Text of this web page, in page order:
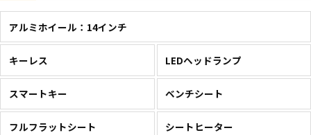
アルミホイール：14インチ
キーレス LEDヘッドランプ
スマートキー ベンチシート
フルフラットシート シートヒーター